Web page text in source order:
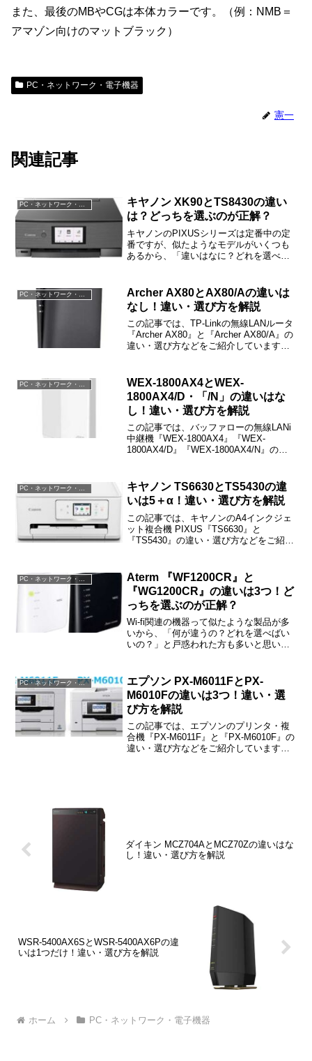
また、最後のMBやCGは本体カラーです。（例：NMB＝
アマゾン向けのマットブラック）
PC・ネットワーク・電子機器
憲一
関連記事
キヤノン XK90とTS8430の違い
は？どっちを選ぶのが正解？
キヤノンのPIXUSシリーズは定番中の定
番ですが、似たようなモデルがいくつも
あるから、「違いはなに？どれを選べば
いなどをご紹介しますね。最初に結論だ
け簡単にご紹...
Archer AX80とAX80/Aの違いは
なし！違い・選び方を解説
この記事では、TP-Linkの無線LANルータ
『Archer AX80』と『Archer AX80/A』の
違い・選び方などをご紹介しています。
PC・ネットワーク・電子機器
WEX-1800AX4とWEX-
1800AX4/D・「/N」の違いはな
し！違い・選び方を解説
この記事では、バッファローの無線LANi
中継機『WEX-1800AX4』『WEX-
1800AX4/D』『WEX-1800AX4/N』の違
PC・ネットワーク・電子機器
キヤノン TS6630とTS5430の違
いは5＋α！違い・選び方を解説
この記事では、キヤノンのA4インクジェ
ット複合機 PIXUS『TS6630』と
『TS5430』の違い・選び方などをご紹介
「タッチパネル」とその他4つの細かな点
です。
Aterm 『WF1200CR』と
『WG1200CR』の違いは3つ！ど
っちを選ぶのが正解？
Wi-fi関連の機器って似たような製品が多
いから、「何が違うの？どれを選べばい
いの？」と戸惑われた方も多いと思いま
初に結論だけ簡単にご紹介しておくと、
WG...
PC・ネットワーク・電子機器
エプソン PX-M6011FとPX-
M6010Fの違いは3つ！違い・選
び方を解説
この記事では、エプソンのプリンタ・複
合機『PX-M6011F』と『PX-M6010F』の
違い・選び方などをご紹介しています。
ダイキン MCZ704AとMCZ70Zの違いはな
し！違い・選び方を解説
WSR-5400AX6SとWSR-5400AX6Pの違
いは1つだけ！違い・選び方を解説
ホーム PC・ネットワーク・電子機器